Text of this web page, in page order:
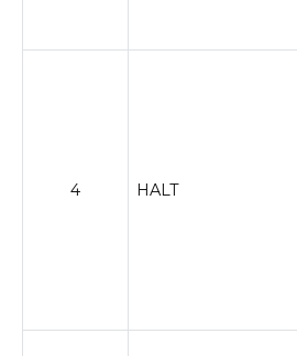
4 HALT